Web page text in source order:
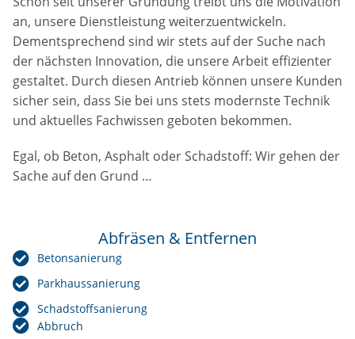
an, unsere Dienstleistung weiterzuentwickeln.
Dementsprechend sind wir stets auf der Suche nach
der nächsten Innovation, die unsere Arbeit effizienter
gestaltet. Durch diesen Antrieb können unsere Kunden
sicher sein, dass Sie bei uns stets modernste Technik
und aktuelles Fachwissen geboten bekommen.
Egal, ob Beton, Asphalt oder Schadstoff: Wir gehen der
Sache auf den Grund …
Abfräsen & Entfernen
Betonsanierung
Parkhaussanierung
Schadstoffsanierung
Abbruch